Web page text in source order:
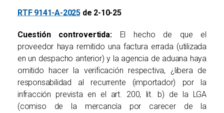
RTF 9141-A-2025 de 2-10-25
Cuestión controvertida:El hecho de que el
proveedor haya remitido una factura errada (utilizada
en un despacho anterior) y la agencia de aduana haya
omitido hacer la verificación respectiva, ¿libera de
responsabilidad al recurrente (importador) por la
infracción prevista en el art. 200, lit. b) de la LGA
(comiso de la mercancía por carecer de la